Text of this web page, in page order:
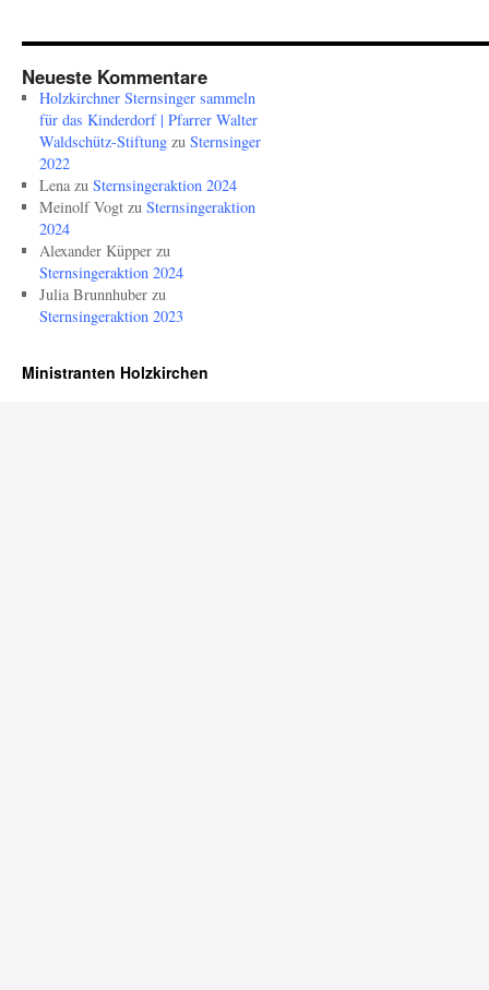
Neueste Kommentare
Holzkirchner Sternsinger sammeln
für das Kinderdorf | Pfarrer Walter
Waldschütz-Stiftungzu Sternsinger
2022
Lenazu Sternsingeraktion 2024
Meinolf Vogtzu Sternsingeraktion
2024
Alexander Küpperzu
Sternsingeraktion 2024
Julia Brunnhuberzu
Sternsingeraktion 2023
Ministranten Holzkirchen